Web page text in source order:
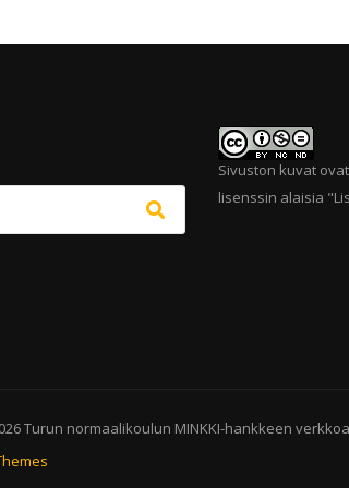
Sivuston kuvat
lisenssin alaisia "
Turun normaalikoulun MINKKI-hankkeen